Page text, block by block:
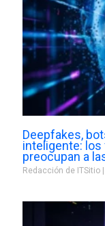
Deepfakes,
inteligente:
preocupan a
Redacción de ITSitio